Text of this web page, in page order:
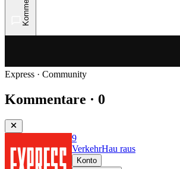
Express · Community
Kommentare · 0
9
VerkehrHau raus
Konto